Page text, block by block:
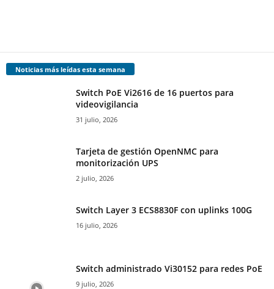
Noticias más leídas esta semana
Switch PoE Vi2616 de 16 puertos para
videovigilancia
31 julio, 2026
Tarjeta de gestión OpenNMC para
monitorización UPS
2 julio, 2026
Switch Layer 3 ECS8830F con uplinks 100G
16 julio, 2026
Switch administrado Vi30152 para redes PoE
9 julio, 2026